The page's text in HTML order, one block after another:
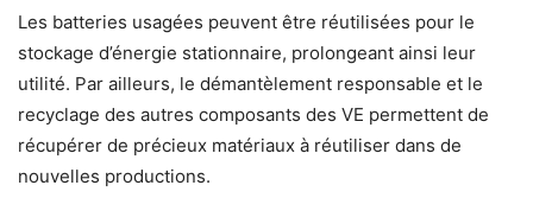
Les batteries usagées peuvent être réutilisées pour le
stockage d’énergie stationnaire, prolongeant ainsi leur
utilité. Par ailleurs, le démantèlement responsable et le
recyclage des autres composants des VE permettent de
récupérer de précieux matériaux à réutiliser dans de
nouvelles productions.